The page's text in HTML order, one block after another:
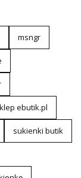
msngr
ebutik.pl
sukienki butik